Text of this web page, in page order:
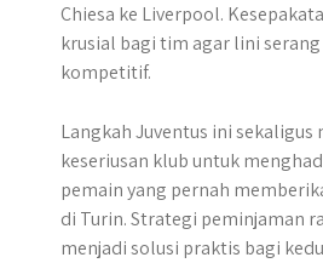
Chiesa ke Liverpool.
krusial bagi tim agar lini
kompetitif.
Langkah Juventus ini sekaligus
keseriusan klub untuk
pemain yang pernah
di Turin. Strategi peminjaman
menjadi solusi praktis bagi